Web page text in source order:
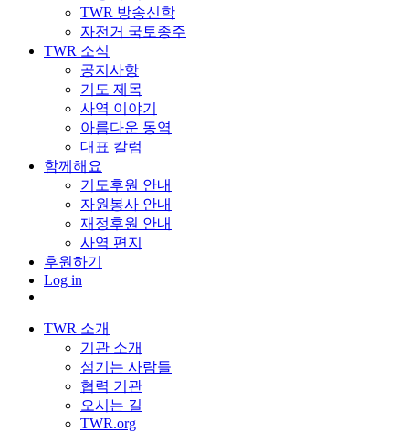
TWR 방송신학
자전거 국토종주
TWR 소식
공지사항
기도 제목
사역 이야기
아름다운 동역
대표 칼럼
함께해요
기도후원 안내
자원봉사 안내
재정후원 안내
사역 편지
후원하기
Log in
TWR 소개
기관 소개
섬기는 사람들
협력 기관
오시는 길
TWR.org